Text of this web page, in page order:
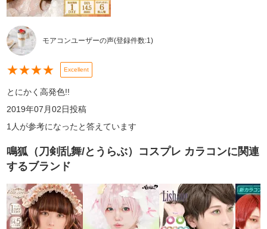
モアコンユーザーの声(登録件数:1)
★★★★ Excellent
とにかく高発色!!
2019年07月02日投稿
1 人が参考になったと答えています
鳴狐（刀剣乱舞/とうらぶ）コスプレ カラコンに関連
するブランド